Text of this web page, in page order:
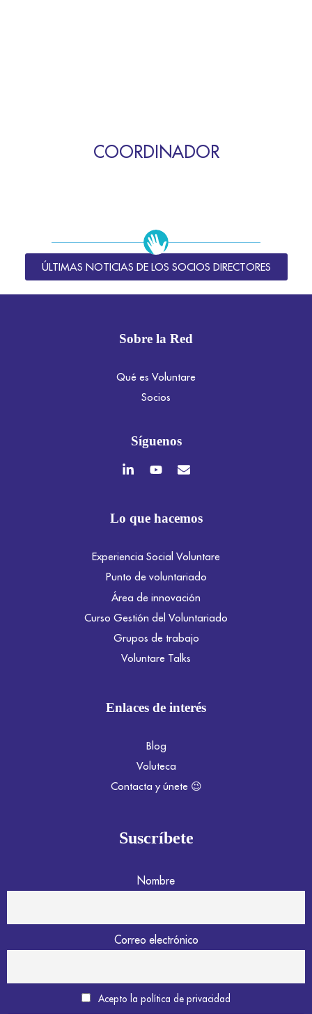
COORDINADOR
ÚLTIMAS NOTICIAS DE LOS SOCIOS DIRECTORES
Sobre la Red
Qué es Voluntare
Socios
Síguenos
Lo que hacemos
Experiencia Social Voluntare
Punto de voluntariado
Área de innovación
Curso Gestión del Voluntariado
Grupos de trabajo
Voluntare Talks
Enlaces de interés
Blog
Voluteca
Contacta y únete 😉
Suscríbete
Nombre
Correo electrónico
Acepto la política de privacidad